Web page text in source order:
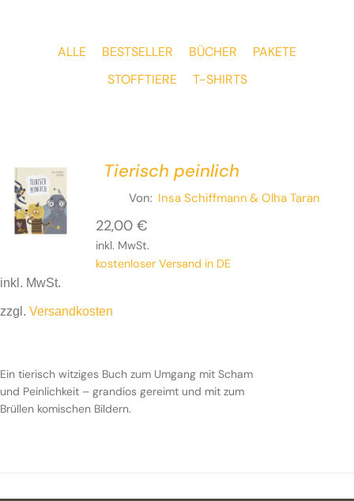
ALLE BESTSELLER BÜCHER
PAKETE
STOFFTIERE
T-SHIRTS
Tierisch peinlich
Von: Insa Schiffmann & Olha Taran
22,00 €
inkl. MwSt.
kostenloser Versand in DE
inkl. MwSt.
zzgl. Versandkosten
Ein tierisch witziges Buch zum Umgang mit Scham
und Peinlichkeit – grandios gereimt und mit zum
Brüllen komischen Bildern.